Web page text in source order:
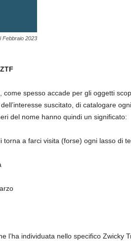
Febbraio 2023
come spesso accade per gli oggetti
suscitato, di catalogare
del nome hanno quindi un significato:
torna a farci visita (forse) ogni lasso di
l’ha individuata nello specifico Zwicky